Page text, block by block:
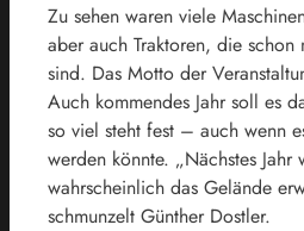
Zu sehen waren viele
aber auch Traktoren, die schon
sind. Das Motto der
Auch kommendes Jahr soll es
so viel steht fest – auch wenn
werden könnte. „Nächstes Jahr
wahrscheinlich das Gelände
schmunzelt Günther Dostler.